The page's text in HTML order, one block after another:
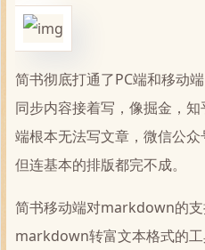
简书彻底打通了PC端和移动
同步内容接着写，像掘金，
端根本无法写文章，微信公众
但连基本的排版都完不成。
简书移动端对markdown的
markdown转富文本格式的